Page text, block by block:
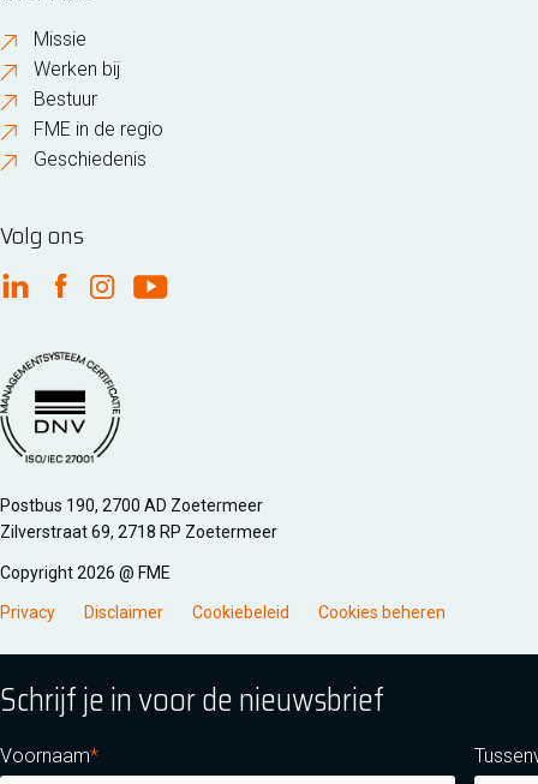
Missie
Werken bij
Bestuur
FME in de regio
Geschiedenis
Volg ons
FME Linkedin
FME Facebook
FME Instagram
FME Youtube
Managementsyteem certificatie DNV iso/iec 27001
Postbus 190, 2700 AD Zoetermeer
Zilverstraat 69, 2718 RP Zoetermeer
Copyright 2026 @ FME
Privacy Disclaimer Cookiebeleid Cookies beheren
Schrijf je in voor de nieuwsbrief
Voornaam